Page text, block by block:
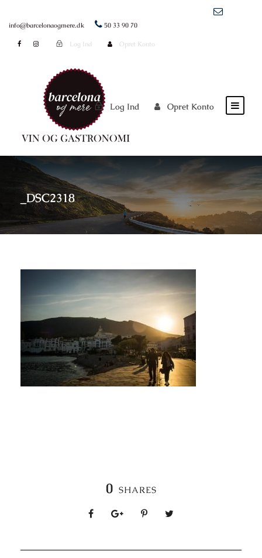
info@barcelonaogmere.dk 50 33 90 70
Log Ind Opret Konto
Log Ind Opret Konto
_DSC2318
0 SHARES